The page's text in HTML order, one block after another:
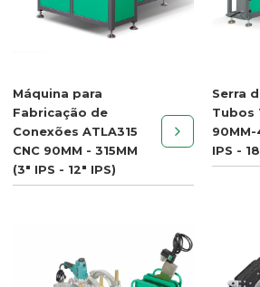
Máquina para
Fabricação de
Conexões ATLA315
CNC 90MM - 315MM
(3" IPS - 12" IPS)
Serra
Tubos
90MM-
IPS -